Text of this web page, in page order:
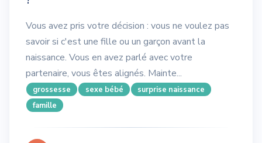
Vous avez pris votre décision : vous ne voulez pas
savoir si c'est une fille ou un garçon avant la
naissance. Vous en avez parlé avec votre
partenaire, vous êtes alignés. Mainte...
grossesse sexe bébé
surprise naissance
famille